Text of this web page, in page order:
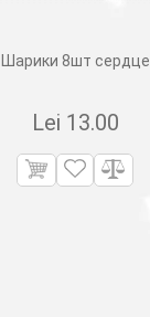
Шарики 8шт сердце
Lei 13.00